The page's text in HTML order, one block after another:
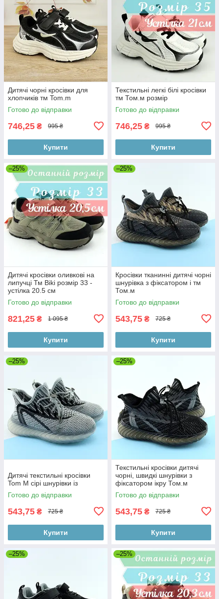
Дитячі чорні кросівки для
хлопчиків тм Tom.m
Готово до відправки
746,25 ₴ 995 ₴
Купити
Текстильні легкі білі кросівки
тм Том.м розмір
Готово до відправки
746,25 ₴ 995 ₴
Купити
–25%
Дитячі кросівки оливкові на
липучці Тм Biki розмір 33 -
устілка 20.5 см
Готово до відправки
821,25 ₴ 1 095 ₴
Купити
–25%
Кросівки тканинні дитячі чорні
шнурівка з фіксатором і тм
Том.м
Готово до відправки
543,75 ₴ 725 ₴
Купити
–25%
Дитячі текстильні кросівки
Tom M сірі шнурівки із
Готово до відправки
543,75 ₴ 725 ₴
Купити
–25%
Текстильні кросівки дитячі
чорні, швидкі шнурівки з
фіксатором ікру Том.м
Готово до відправки
543,75 ₴ 725 ₴
Купити
–25% –25%